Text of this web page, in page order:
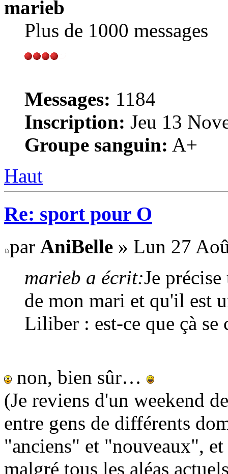
marieb
Plus de 1000 messages
Messages: 1184
Inscription: Jeu 13
Groupe sanguin: A+
Haut
Re: sport pour O
par AniBelle » Lun 27
marieb a écrit:Je
de mon mari et qu'il est
Liliber : est-ce que çà se
non, bien sûr…
(Je reviens d'un weekend
entre gens de différents
"anciens" et "nouveaux", et
malgré tous les aléas